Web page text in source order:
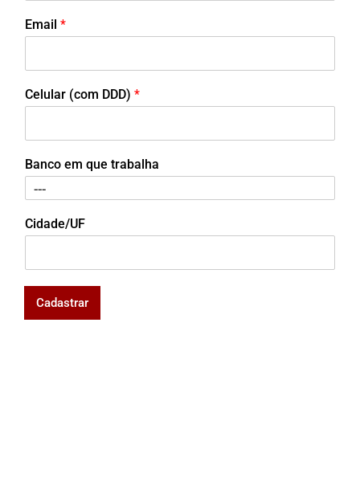
Email *
Celular (com DDD) *
Banco em que trabalha
Cidade/UF
Cadastrar